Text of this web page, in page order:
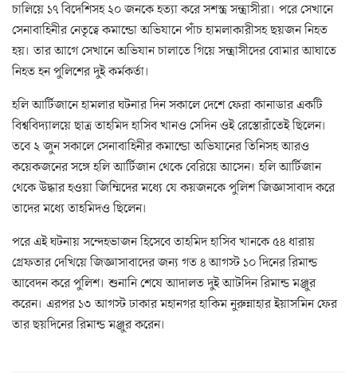
চালিয়ে ১৭ বিদেশিসহ ২০ জনকে হত্যা করে সশস্ত্র সন্ত্রাসীরা। পরে সেখানে
সেনাবাহিনীর নেতৃত্বে কমান্ডো অভিযানে পাঁচ হামলাকারীসহ ছয়জন নিহত
হয়। তার আগে সেখানে অভিযান চালাতে গিয়ে সন্ত্রাসীদের বোমার আঘাতে
নিহত হন পুলিশের দুই কর্মকর্তা।
হলি আর্টিজানে হামলার ঘটনার দিন সকালে দেশে ফেরা কানাডার একটি
বিশ্ববিদ্যালয়ে ছাত্র তাহমিদ হাসিব খানও সেদিন ওই রেস্তোরাঁতেই ছিলেন।
তবে ২ জুন সকালে সেনাবাহিনীর কমান্ডো অভিযানের তিনিসহ আরও
কয়েকজনের সঙ্গে হলি আর্টিজান থেকে বেরিয়ে আসেন। হলি আর্টিজান
থেকে উদ্ধার হওয়া জিম্মিদের মধ্যে যে কয়জনকে পুলিশ জিজ্ঞাসাবাদ করে
তাদের মধ্যে তাহমিদও ছিলেন।
পরে এই ঘটনায় সন্দেহভাজন হিসেবে তাহমিদ হাসিব খানকে ৫৪ ধারায়
গ্রেফতার দেখিয়ে জিজ্ঞাসাবাদের জন্য গত ৪ আগস্ট ১০ দিনের রিমান্ড
আবেদন করে পুলিশ। শুনানি শেষে আদালত দুই আটদিন রিমান্ড মঞ্জুর
করেন। এরপর ১৩ আগস্ট ঢাকার মহানগর হাকিম নুরুন্নাহার ইয়াসমিন ফের
তার ছয়দিনের রিমান্ড মঞ্জুর করেন।